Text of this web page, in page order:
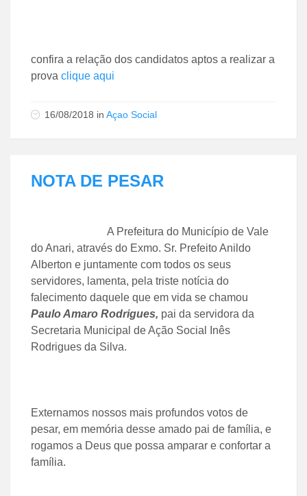
confira a relação dos candidatos aptos a realizar a
prova clique aqui
16/08/2018 in Açao Social
NOTA DE PESAR
A Prefeitura do Município de Vale
do Anari, através do Exmo. Sr. Prefeito Anildo
Alberton e juntamente com todos os seus
servidores, lamenta, pela triste notícia do
falecimento daquele que em vida se chamou
Paulo Amaro Rodrigues, pai da servidora da
Secretaria Municipal de Ação Social Inês
Rodrigues da Silva.
Externamos nossos mais profundos votos de
pesar, em memória desse amado pai de família, e
rogamos a Deus que possa amparar e confortar a
família.